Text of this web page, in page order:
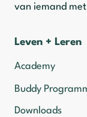
van iemand met
Leven + Leren
Academy
Buddy
Downloads